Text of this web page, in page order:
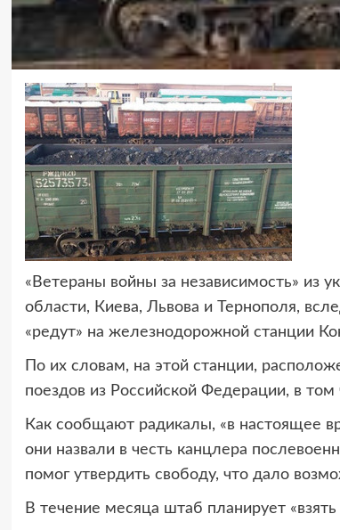
«Ветераны войны за независимость» из
области, Киева, Львова и Тернополя,
«редут» на железнодорожной станции
По их словам, на этой станции,
поездов из Российской Федерации, в том
Как сообщают радикалы, «в настоящее
они назвали в честь канцлера
помог утвердить свободу, что дало
В течение месяца штаб планирует